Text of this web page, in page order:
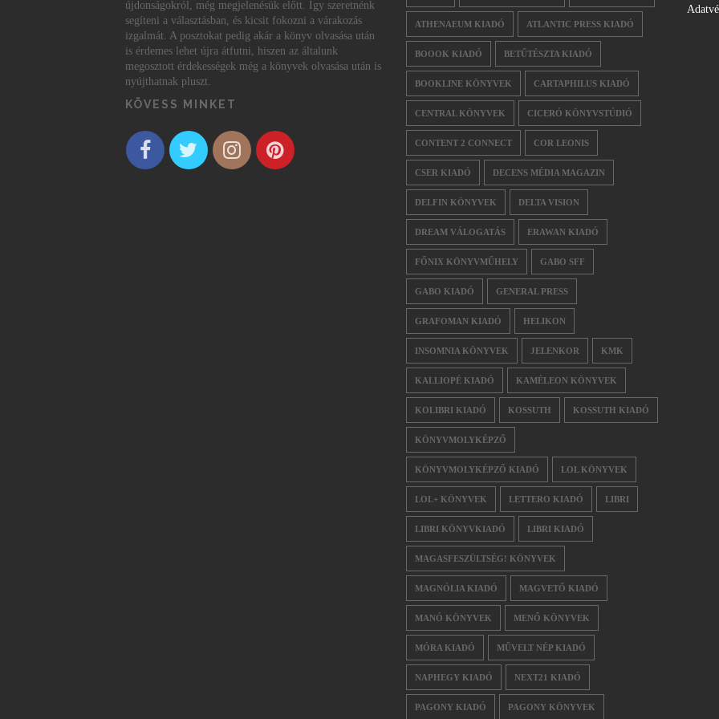
újdonságokról, még megjelenésük előtt. Így szeretnénk
segíteni a választásban, és kicsit fokozni a várakozás
izgalmát. A posztokat pedig akár a könyv olvasása után
is érdemes lehet újra átfutni, hiszen az általunk
megosztott érdekességek még a könyvek olvasása után is
nyújthatnak pluszt.
KÖVESS MINKET
ATHENAEUM KIADÓ ATLANTIC PRESS KIADÓ
BOOOK KIADÓ BETŰTÉSZTA KIADÓ
BOOKLINE KÖNYVEK CARTAPHILUS KIADÓ
CENTRAL KÖNYVEK CICERÓ KÖNYVSTÚDIÓ
CONTENT 2 CONNECT COR LEONIS
CSER KIADÓ DECENS MÉDIA MAGAZIN
DELFIN KÖNYVEK DELTA VISION
DREAM VÁLOGATÁS ERAWAN KIADÓ
FŐNIX KÖNYVMŰHELY GABO SFF
GABO KIADÓ GENERAL PRESS
GRAFOMAN KIADÓ HELIKON
INSOMNIA KÖNYVEK JELENKOR KMK
KALLIOPÉ KIADÓ KAMÉLEON KÖNYVEK
KOLIBRI KIADÓ KOSSUTH KOSSUTH KIADÓ
KÖNYVMOLYKÉPZŐ
KÖNYVMOLYKÉPZŐ KIADÓ LOL KÖNYVEK
LOL+ KÖNYVEK LETTERO KIADÓ LIBRI
LIBRI KÖNYVKIADÓ LIBRI KIADÓ
MAGASFESZÜLTSÉG! KÖNYVEK
MAGNÓLIA KIADÓ MAGVETŐ KIADÓ
MANÓ KÖNYVEK MENŐ KÖNYVEK
MÓRA KIADÓ MŰVELT NÉP KIADÓ
NAPHEGY KIADÓ NEXT21 KIADÓ
PAGONY KIADÓ PAGONY KÖNYVEK